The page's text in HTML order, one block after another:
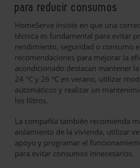
para reducir consumos
HomeServe insiste en que una
técnica es fundamental para evitar
rendimiento, seguridad o consumo
recomendaciones para mejorar la
acondicionado destacan mantener
24 °C y 26 °C en verano, utilizar
automáticos y realizar un
los filtros.
La compañía también recomienda
aislamiento de la vivienda, utilizar
apoyo y programar el
para evitar consumos innecesarios.